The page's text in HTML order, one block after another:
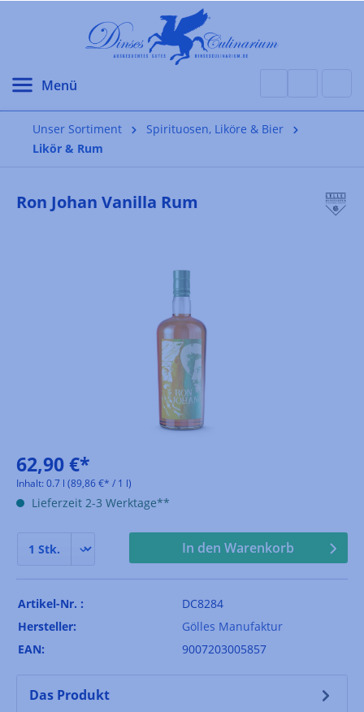
Unser Sortiment
Spirituosen, Liköre & Bier
Likör & Rum
Ron Johan Vanilla Rum
62,90 €*
Inhalt: 0.7 l (89,86 €* / 1 l)
Lieferzeit 2-3 Werktage**
In den Warenkorb
Artikel-Nr. :
DC8284
Hersteller:
Gölles Manufaktur
EAN:
9007203005857
Das Produkt